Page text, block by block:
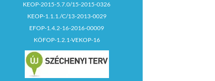
KEOP-2015-5.7.0/15-2015-0326
KEOP-1.1.1./C/13-2013-0029
EFOP-1.4.2-16-2016-00009
KÖFOP-1.2.1-VEKOP-16